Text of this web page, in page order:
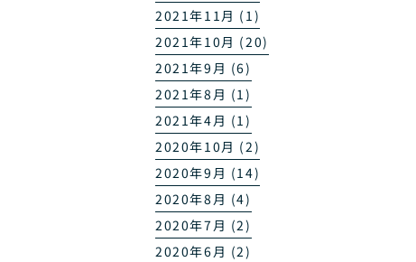
2021年11月 (1)
2021年10月 (20)
2021年9月 (6)
2021年8月 (1)
2021年4月 (1)
2020年10月 (2)
2020年9月 (14)
2020年8月 (4)
2020年7月 (2)
2020年6月 (2)